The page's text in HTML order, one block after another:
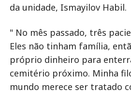
da unidade, Ismayilov Habil.
" No mês passado, três
Eles não tinham família,
próprio dinheiro para
cemitério próximo. Minha
mundo merece ser tratado